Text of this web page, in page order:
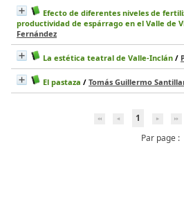
Efecto de diferentes niveles de
productividad de espárrago en el Valle de
Fernández
La estética teatral de Valle-Inclán /
El pastaza / Tomás Guillermo
1
Par page :